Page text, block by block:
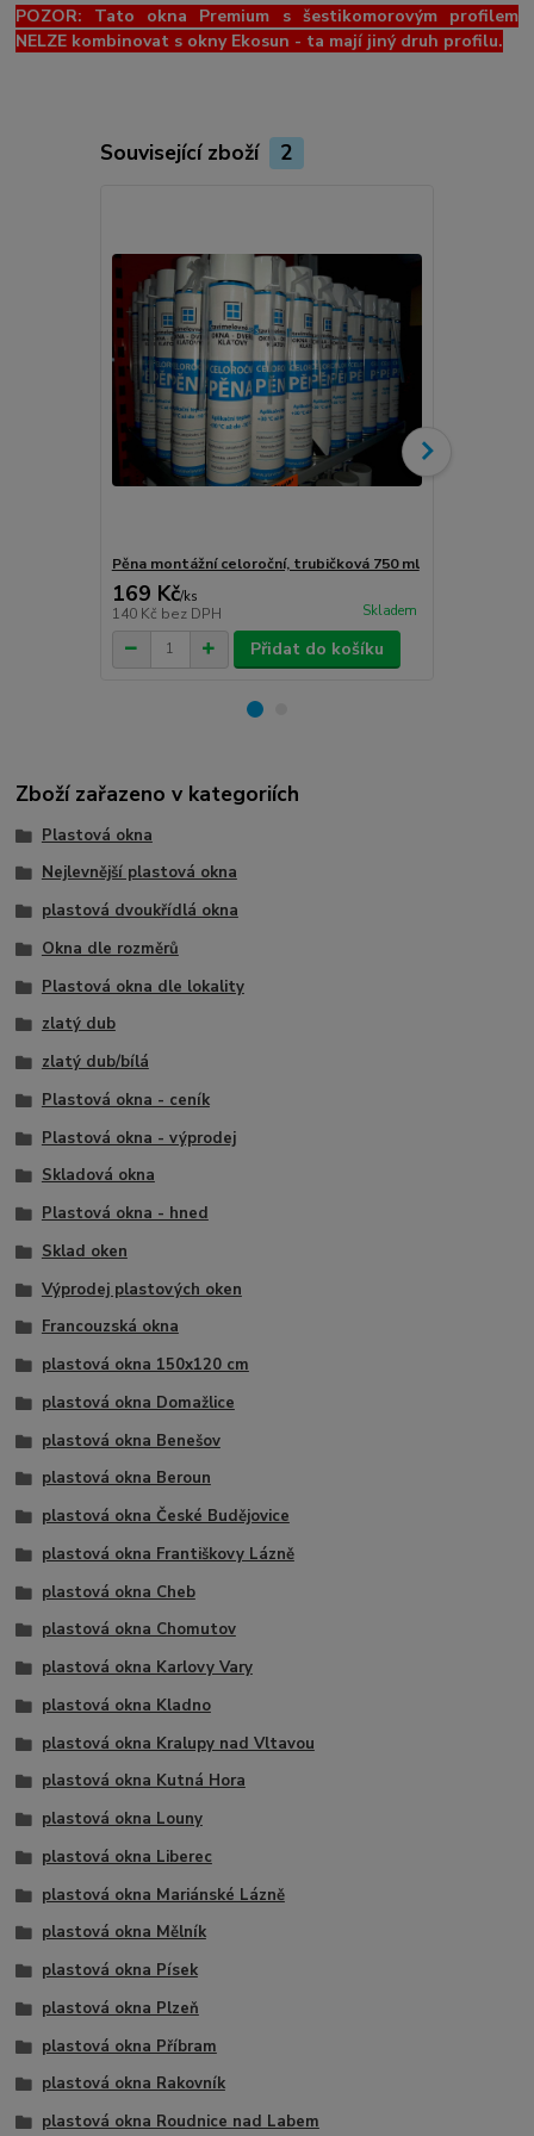
POZOR: Tato okna Premium s šestikomorovým profilem
NELZE kombinovat s okny Ekosun - ta mají jiný druh profilu.
Související zboží 2
Pěna montážní celoroční, trubičková 750 ml
169 Kč/ks
140 Kč bez DPH Skladem
Přidat do košíku
Zboží zařazeno v kategoriích
Plastová okna
Nejlevnější plastová okna
plastová dvoukřídlá okna
Okna dle rozměrů
Plastová okna dle lokality
zlatý dub
zlatý dub/bílá
Plastová okna - ceník
Plastová okna - výprodej
Skladová okna
Plastová okna - hned
Sklad oken
Výprodej plastových oken
Francouzská okna
plastová okna 150x120 cm
plastová okna Domažlice
plastová okna Benešov
plastová okna Beroun
plastová okna České Budějovice
plastová okna Františkovy Lázně
plastová okna Cheb
plastová okna Chomutov
plastová okna Karlovy Vary
plastová okna Kladno
plastová okna Kralupy nad Vltavou
plastová okna Kutná Hora
plastová okna Louny
plastová okna Liberec
plastová okna Mariánské Lázně
plastová okna Mělník
plastová okna Písek
plastová okna Plzeň
plastová okna Příbram
plastová okna Rakovník
plastová okna Roudnice nad Labem